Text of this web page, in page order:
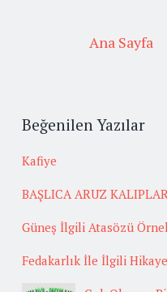
Ana Sayfa
Beğenilen Yazılar
Kafiye
BAŞLICA ARUZ
Güneş İlgili Atasözü
Fedakarlık İle İlgili Hikaye